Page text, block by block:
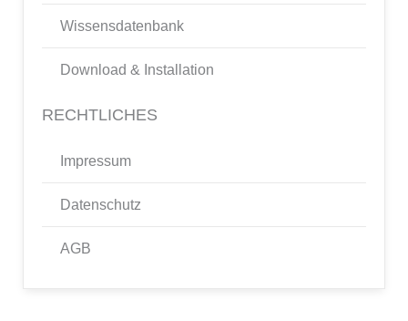
Wissensdatenbank
Download & Installation
RECHTLICHES
Impressum
Datenschutz
AGB